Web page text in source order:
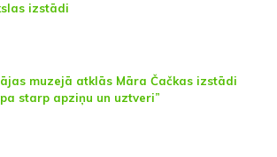
izstādi
muzejā atklās Māra Čačkas izstādi
starp apziņu un uztveri”